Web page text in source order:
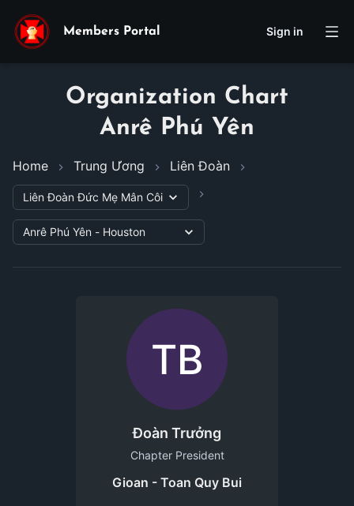
Members Portal Sign in
Organization Chart
Anrê Phú Yên
Home Trung Ương Liên Đoàn
TB
Đoàn Trưởng
Chapter President
Gioan - Toan Quy Bui